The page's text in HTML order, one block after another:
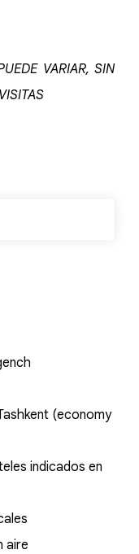
VARIAR, SIN
(economy
indicados en
aire